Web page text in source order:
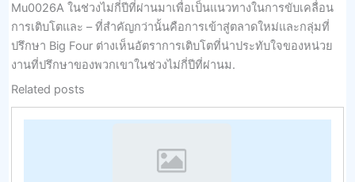
Mu0026A ในช่วงไม่กี่ปีที่ผ่านมาเพื่อเป็นแนวทางในการขับเคลื่อน
การเติบโตและ – ที่สำคัญกว่านั้นคือการเข้าสู่ตลาดใหม่และกลุ่มที่
ปรึกษา Big Four ต่างเห็นอัตราการเติบโตที่น่าประทับใจของหน่วย
งานที่ปรึกษาของพวกเขาในช่วงไม่กี่ปีที่ผ่านม.
Related posts